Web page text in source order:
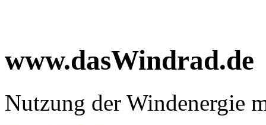
www.dasWindrad.de
Nutzung der Windenergie